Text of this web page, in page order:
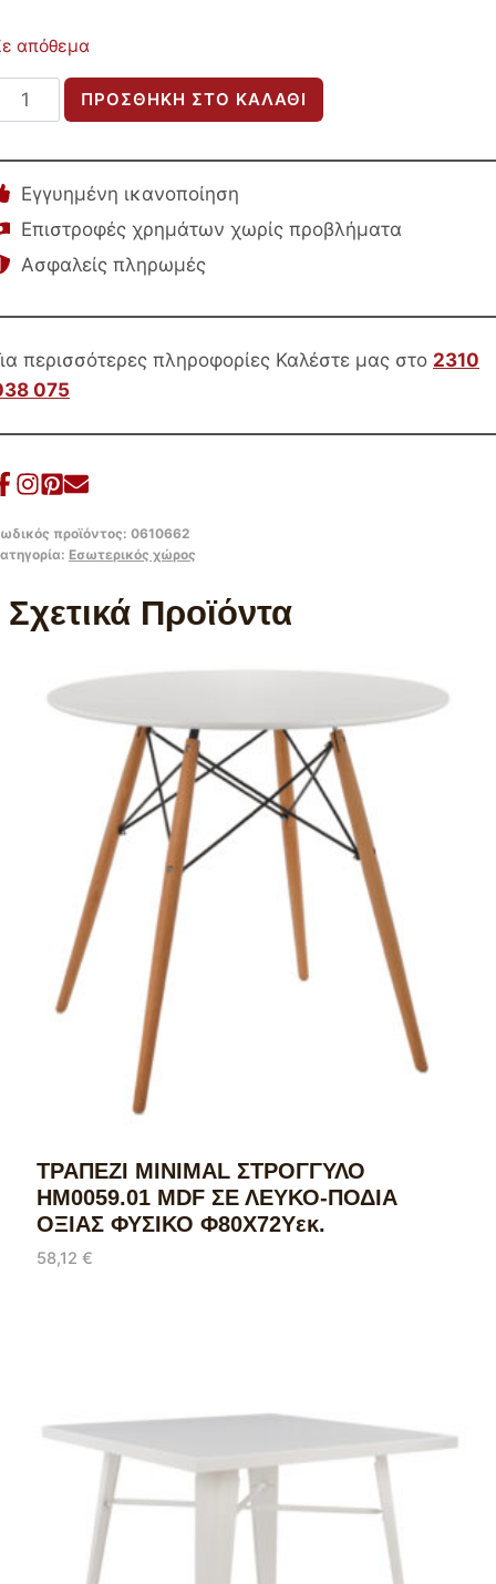
απόθεμα
ΠΡΟΣΘΉΚΗ ΣΤΟ ΚΑΛΆΘΙ
Εγγυημένη ικανοποίηση
Επιστροφές χρημάτων χωρίς προβλήματα
Ασφαλείς πληρωμές
περισσότερες πληροφορίες Καλέστε μας στο 2310
075
προϊόντος: 0610662
Εσωτερικός χώρος
Σχετικά Προϊόντα
ΤΡΑΠΕΖΙ MINIMAL ΣΤΡΟΓΓΥΛΟ
HM0059.01 MDF ΣΕ ΛΕΥΚΟ-ΠΟΔΙΑ
ΟΞΙΑΣ ΦΥΣΙΚΟ Φ80Χ72Υεκ.
58,12 €